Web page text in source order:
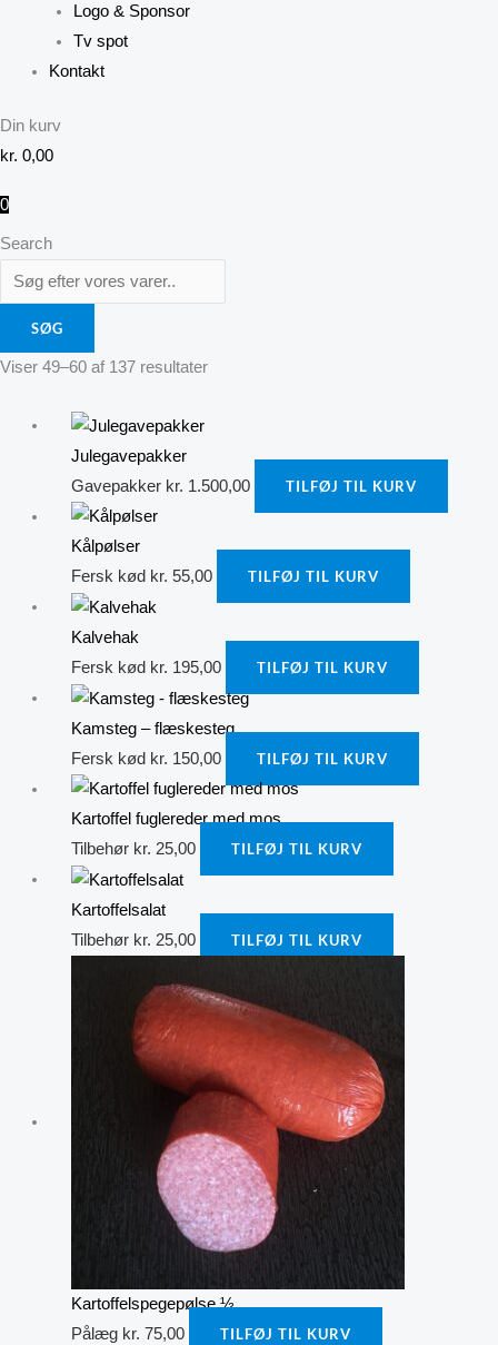
Logo & Sponsor
Tv spot
Kontakt
Din kurv
kr. 0,00
0
Search
SØG
Viser 49–60 af 137 resultater
Julegavepakker
Gavepakker kr. 1.500,00 TILFØJ TIL KURV
Kålpølser
Fersk kød kr. 55,00 TILFØJ TIL KURV
Kalvehak
Fersk kød kr. 195,00 TILFØJ TIL KURV
Kamsteg – flæskesteg
Fersk kød kr. 150,00 TILFØJ TIL KURV
Kartoffel fuglereder med mos
Tilbehør kr. 25,00 TILFØJ TIL KURV
Kartoffelsalat
Tilbehør kr. 25,00 TILFØJ TIL KURV
Kartoffelspegepølse ½
Pålæg kr. 75,00 TILFØJ TIL KURV